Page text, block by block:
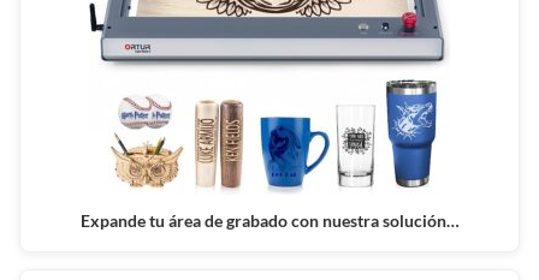
Expande tu área de grabado con nuestra solución…